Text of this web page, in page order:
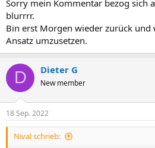
Sorry mein Kommentar bezog sich
blurrrr.
Bin erst Morgen wieder zurück und
Ansatz umzusetzen.
D Dieter G
New member
18 Sep. 2022
Nival schrieb: